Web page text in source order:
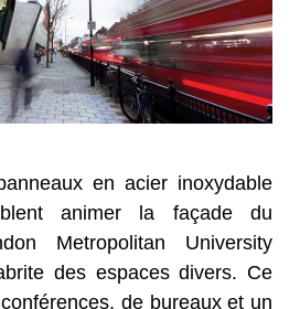
en acier inoxydable
animer la façade du
Metropolitan University
des espaces divers. Ce
de bureaux et un